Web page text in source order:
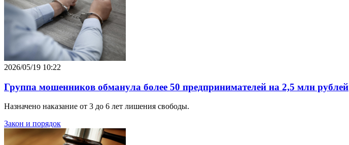
2026/05/19 10:22
Группа мошенников обманула более 50 предпринимателей на 2,5 млн рублей
Назначено наказание от 3 до 6 лет лишения свободы.
Закон и порядок